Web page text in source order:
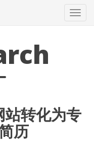
转化为专
历